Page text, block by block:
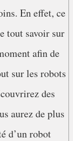
En effet, ce
tout savoir sur
afin de
sur les robots
des
aurez de plus
d’un robot